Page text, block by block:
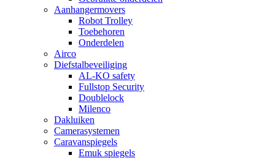
Aanhangermovers
Robot Trolley
Toebehoren
Onderdelen
Airco
Diefstalbeveiliging
AL-KO safety
Fullstop Security
Doublelock
Milenco
Dakluiken
Camerasystemen
Caravanspiegels
Emuk spiegels